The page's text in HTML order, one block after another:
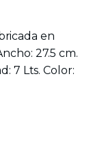
en
27.5 cm.
7 Lts. Color: